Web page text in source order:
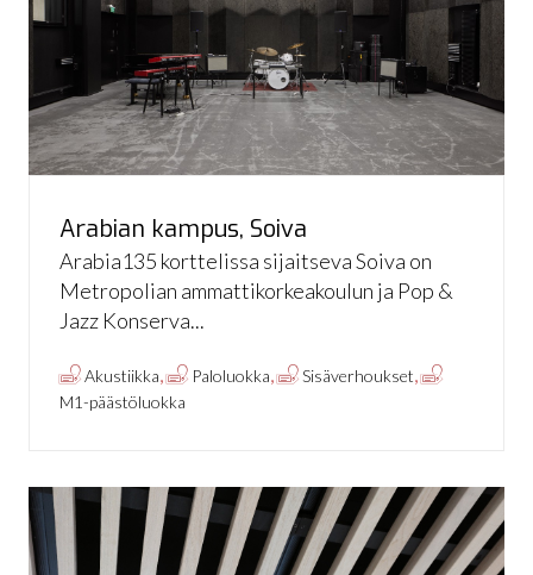
Arabian kampus, Soiva
Arabia135 korttelissa sijaitseva Soiva on
Metropolian ammattikorkeakoulun ja Pop &
Jazz Konserva...
Akustiikka, Paloluokka, Sisäverhoukset,
M1-päästöluokka